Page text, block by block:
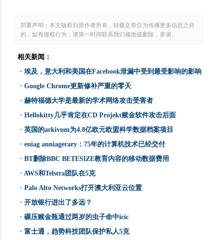
郑重声明：本文版权归原作者所有，转载文章仅为传播更多信息之目
的，如有侵权行为，请第一时间联系我们修改或删除，多谢。
相关新闻：
· 埃及，意大利和美国在Facebook泄漏中受到最受影响的影响
· Google Chrome更新修补严重的零天
· 赫特福德大学是最新的学术网络攻击受害者
· Hellokitty几乎肯定在CD Projekt赎金软件攻击后面
· 英国的arkivum为4.8亿欧元欧盟科学数据档案项目
· eniag anniagerary：75年的计算机技术已经交付
· BT删除BBC BETESIZE教育内容的移动数据费用
· AWS和Telstra团队在5克
· Palo Alto Networks打开澳大利亚云位置
· 开放银行进出了多远？
· 碾压赎金瓶通过两岁的虫子命中icic
· 富士通，趋势科技团队保护私人5克